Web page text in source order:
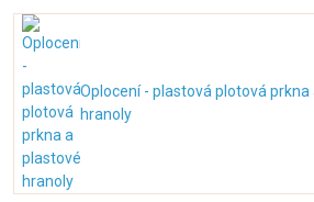
Oplocení - plastová plotová prkna
hranoly